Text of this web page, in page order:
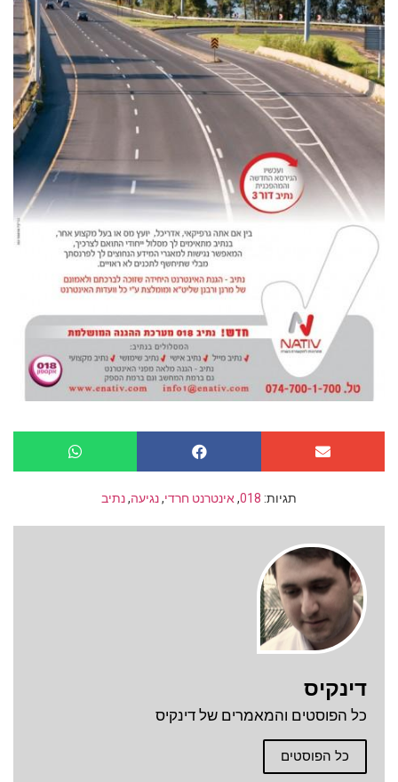
תגיות: 018
,אינטרנט חרדי,נגיעה,נתיב
דינקיס
כל הפוסטים והמאמרים של דינקיס
כל הפוסטים